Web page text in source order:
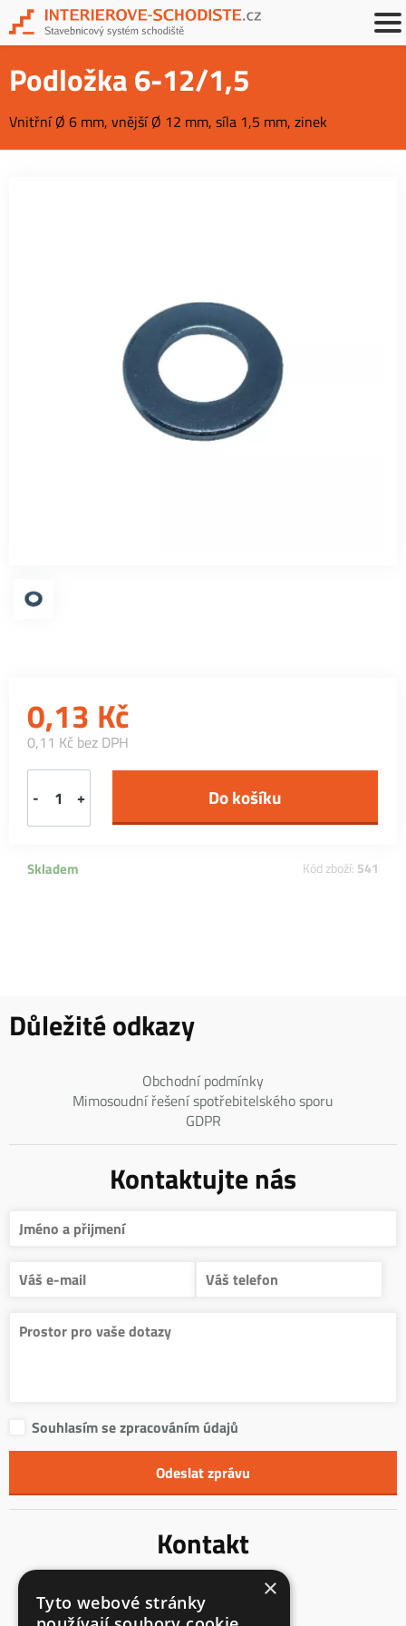
Podložka 6-12/1,5
Vnitřní Ø 6 mm, vnější Ø 12 mm, síla 1,5 mm, zinek
0,13 Kč
0,11 Kč bez DPH
- +
Skladem Kód zboží: 541
Důležité odkazy
Obchodní podmínky
Mimosoudní řešení spotřebitelského sporu
GDPR
Kontaktujte nás
Souhlasím se zpracováním údajů
Kontakt
Mladoňovice 65
×
Tyto webové stránky